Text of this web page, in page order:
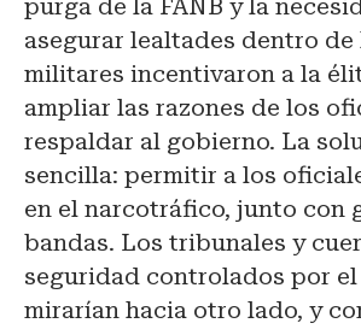
purga de la FANB y la
asegurar lealtades dentro de
militares incentivaron a la
ampliar las razones de los
respaldar al gobierno. La
sencilla: permitir a los
en el narcotráfico, junto con
bandas. Los tribunales y
seguridad controlados por
mirarían hacia otro lado, y